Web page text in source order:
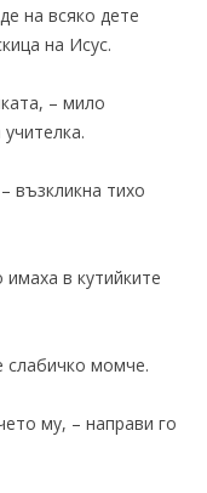
на всяко дете
на Исус.
– мило
възкликна тихо
в кутийките
слабичко момче.
му, – направи го